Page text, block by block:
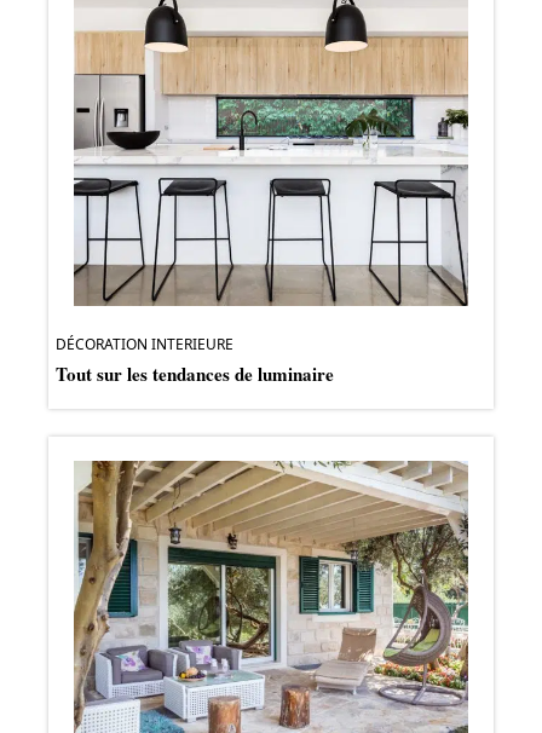
DÉCORATION INTERIEURE
Tout sur les tendances de luminaire